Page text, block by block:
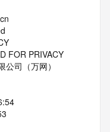
FOR PRIVACY
司（万网）